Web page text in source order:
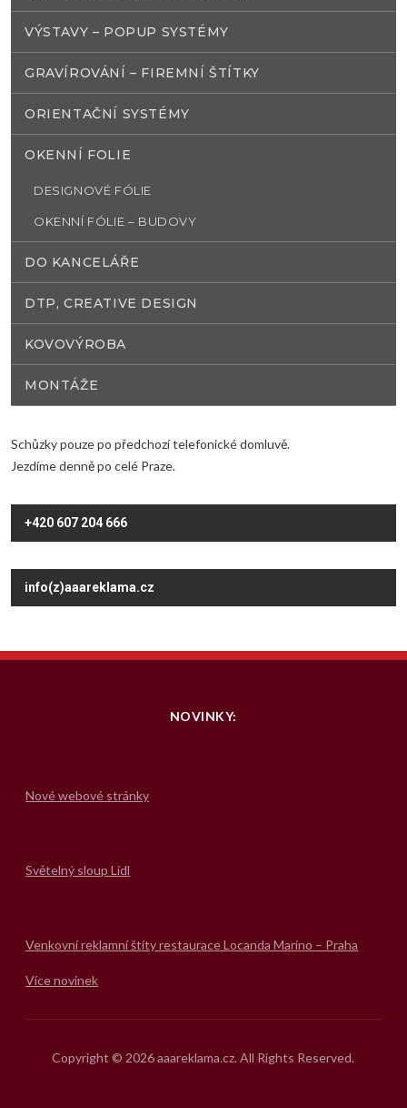
VÝSTAVY – POPUP SYSTÉMY
GRAVÍROVÁNÍ – FIREMNÍ ŠTÍTKY
ORIENTAČNÍ SYSTÉMY
OKENNÍ FOLIE
DESIGNOVÉ FÓLIE
OKENNÍ FÓLIE – BUDOVY
DO KANCELÁŘE
DTP, CREATIVE DESIGN
KOVOVÝROBA
MONTÁŽE
Schůzky pouze po předchozí telefonické domluvě.
Jezdíme denně po celé Praze.
+420 607 204 666
info(z)aaareklama.cz
NOVINKY:
Nové webové stránky
Světelný sloup Lídl
Venkovní reklamní štíty restaurace Locanda Marino – Praha
Více novinek
Copyright © 2026 aaareklama.cz. All Rights Reserved.